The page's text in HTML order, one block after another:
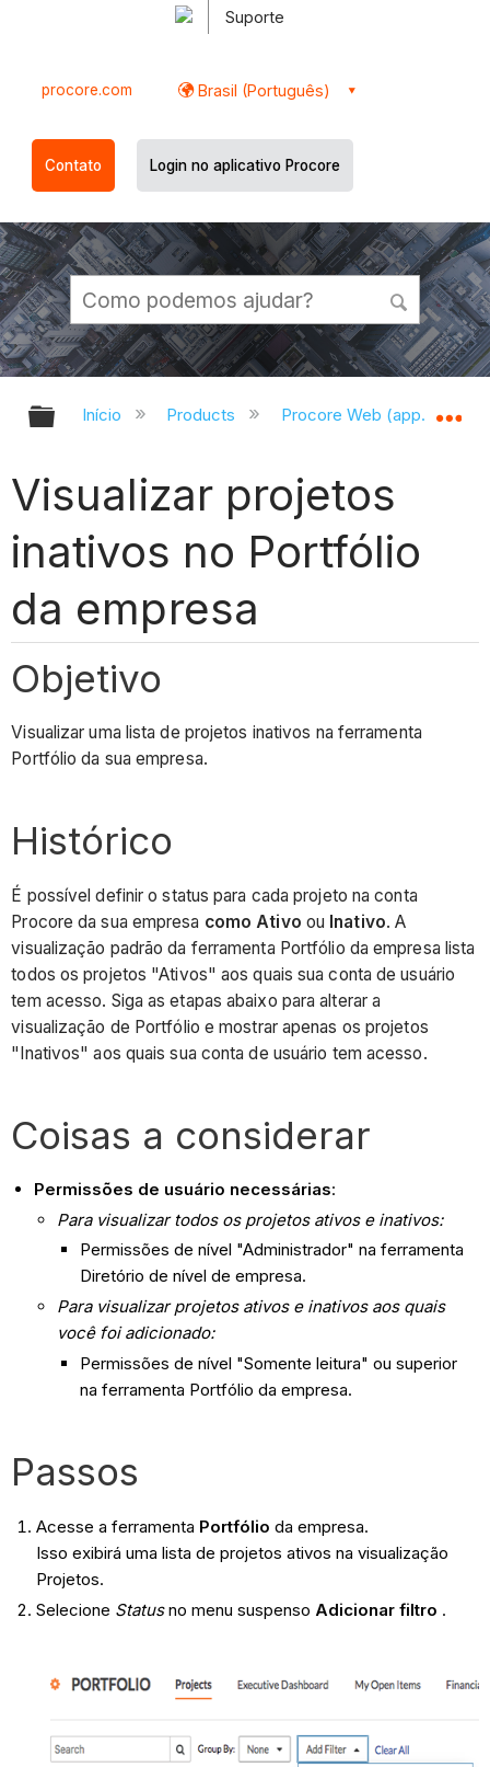
Suporte
procore.com Brasil (Português)
Contato Login no aplicativo Procore
Expandir/recolher hierarquia
Início Products Procore Web
Visualizar projetos
inativos no Portfólio
da empresa
Objetivo
Visualizar uma lista de projetos inativos na ferramenta
Portfólio da sua empresa.
Histórico
É possível definir o status para cada projeto na conta
Procore da sua empresa como Ativo ou Inativo. A
visualização padrão da ferramenta Portfólio da empresa lista
todos os projetos "Ativos" aos quais sua conta de usuário
tem acesso. Siga as etapas abaixo para alterar a
visualização de Portfólio e mostrar apenas os projetos
"Inativos" aos quais sua conta de usuário tem acesso.
Coisas a considerar
Permissões de usuário necessárias:
Para visualizar todos os projetos ativos e inativos:
Permissões de nível "Administrador" na ferramenta
Diretório de nível de empresa.
Para visualizar projetos ativos e inativos aos quais
você foi adicionado:
Permissões de nível "Somente leitura" ou superior
na ferramenta Portfólio da empresa.
Passos
Acesse a ferramenta Portfólio da empresa.
Isso exibirá uma lista de projetos ativos na visualização
Projetos.
Selecione Statusno menu suspenso Adicionar filtro .